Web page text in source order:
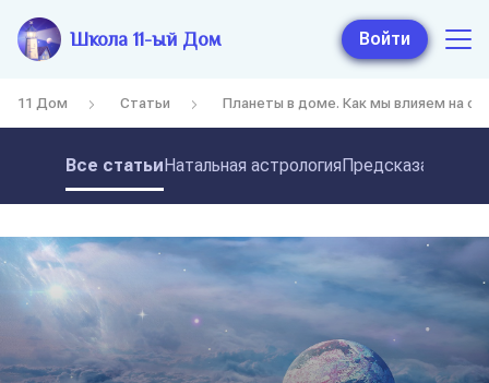
Школа 11-ый Дом Войти
11 Дом Статьи Планеты в доме. Как мы влияем на
Все статьиНатальная астрология